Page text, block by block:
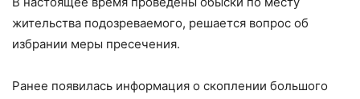
жительства подозреваемого, решается вопрос об
избрании меры пресечения.
Ранее появилась информация о скоплении большого